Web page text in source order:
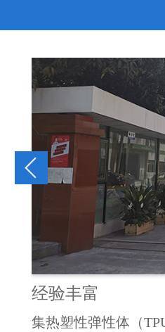
实力雄厚
不断的引进专业的技